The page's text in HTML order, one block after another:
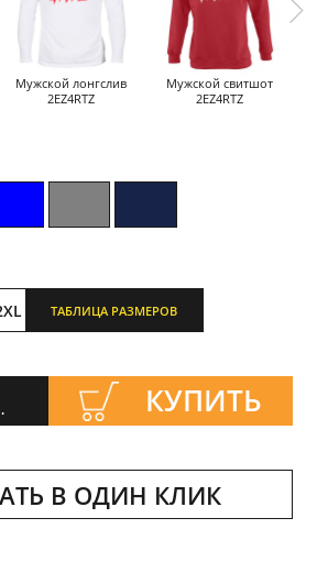
Мужской лонгслив
2EZ4RTZ
Мужской свитшот
2EZ4RTZ
ТАБЛИЦА РАЗМЕРОВ
КУПИТЬ
В ОДИН КЛИК